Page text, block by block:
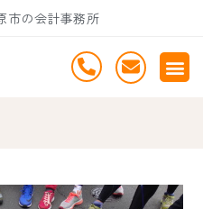
市の会計事務所